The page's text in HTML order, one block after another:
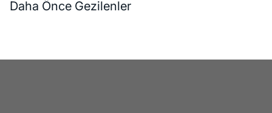
Daha Önce Gezilenler